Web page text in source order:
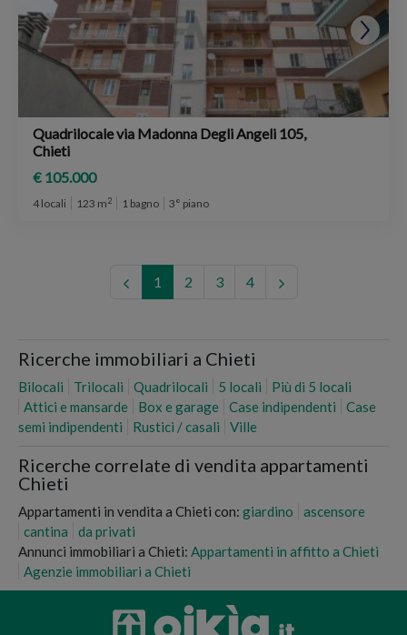
Quadrilocale via Madonna Degli Angeli 105,
Chieti
€ 105.000
4 locali 123 m2 1 bagno 3° piano
1 2 3 4
Ricerche immobiliari a Chieti
Bilocali Trilocali Quadrilocali 5 locali
Più di 5 locali
Attici e mansarde
Box e garage Case indipendenti
Case
semi indipendenti
Rustici / casali Ville
Ricerche correlate di vendita appartamenti
Chieti
Appartamenti in vendita a Chieti con: giardino
ascensore
cantina
da privati
Annunci immobiliari a Chieti: Appartamenti in affitto a Chieti
Agenzie immobiliari a Chieti